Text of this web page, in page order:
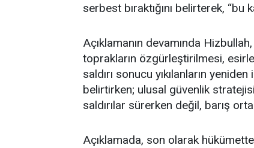
serbest bıraktığını belirterek, “bu
Açıklamanın devamında
toprakların özgürleştirilmesi,
saldırı sonucu yıkılanların
belirtirken; ulusal güvenlik
saldırılar sürerken değil, barış
Açıklamada, son olarak